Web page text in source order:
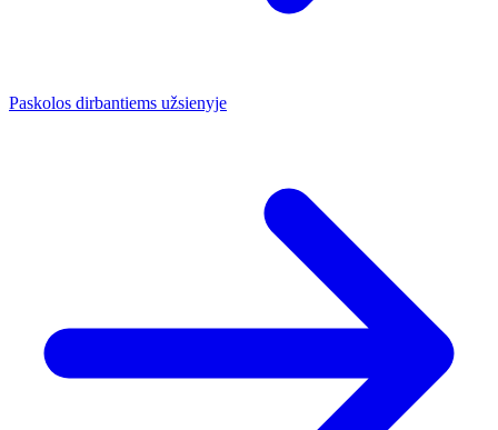
Paskolos dirbantiems užsienyje